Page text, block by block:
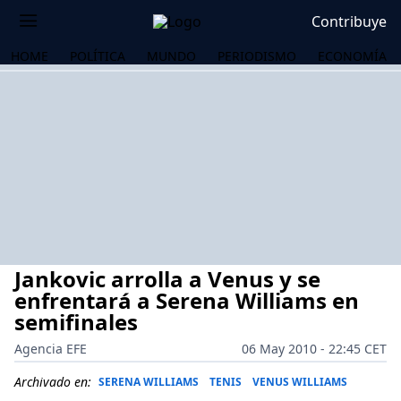
Contribuye
HOME POLÍTICA MUNDO PERIODISMO ECONOMÍA
Jankovic arrolla a Venus y se
enfrentará a Serena Williams en
semifinales
Agencia EFE
06 May 2010 - 22:45 CET
Archivado en: SERENA WILLIAMS TENIS VENUS WILLIAMS